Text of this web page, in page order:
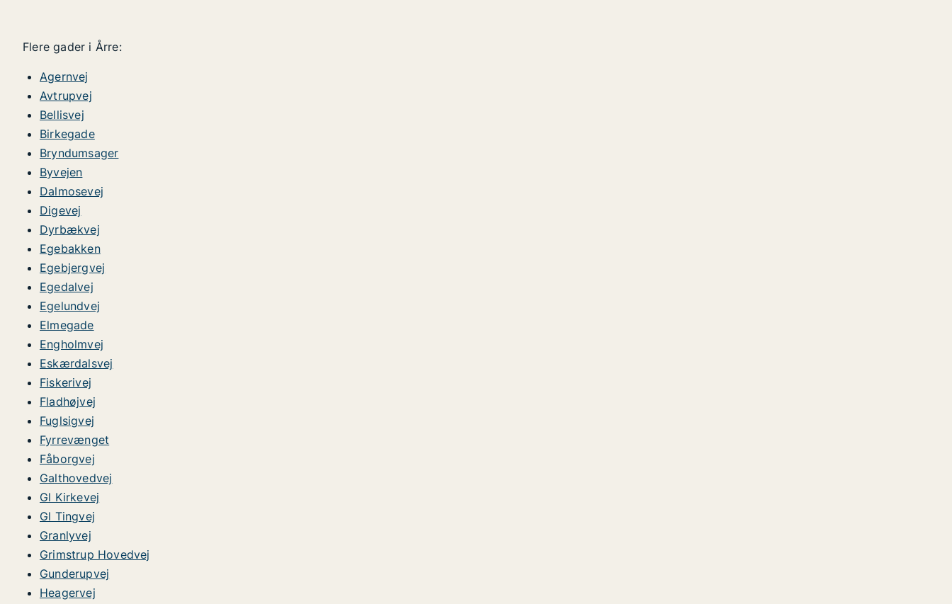
Flere gader i Årre:
Agernvej
Avtrupvej
Bellisvej
Birkegade
Bryndumsager
Byvejen
Dalmosevej
Digevej
Dyrbækvej
Egebakken
Egebjergvej
Egedalvej
Egelundvej
Elmegade
Engholmvej
Eskærdalsvej
Fiskerivej
Fladhøjvej
Fuglsigvej
Fyrrevænget
Fåborgvej
Galthovedvej
Gl Kirkevej
Gl Tingvej
Granlyvej
Grimstrup Hovedvej
Gunderupvej
Heagervej